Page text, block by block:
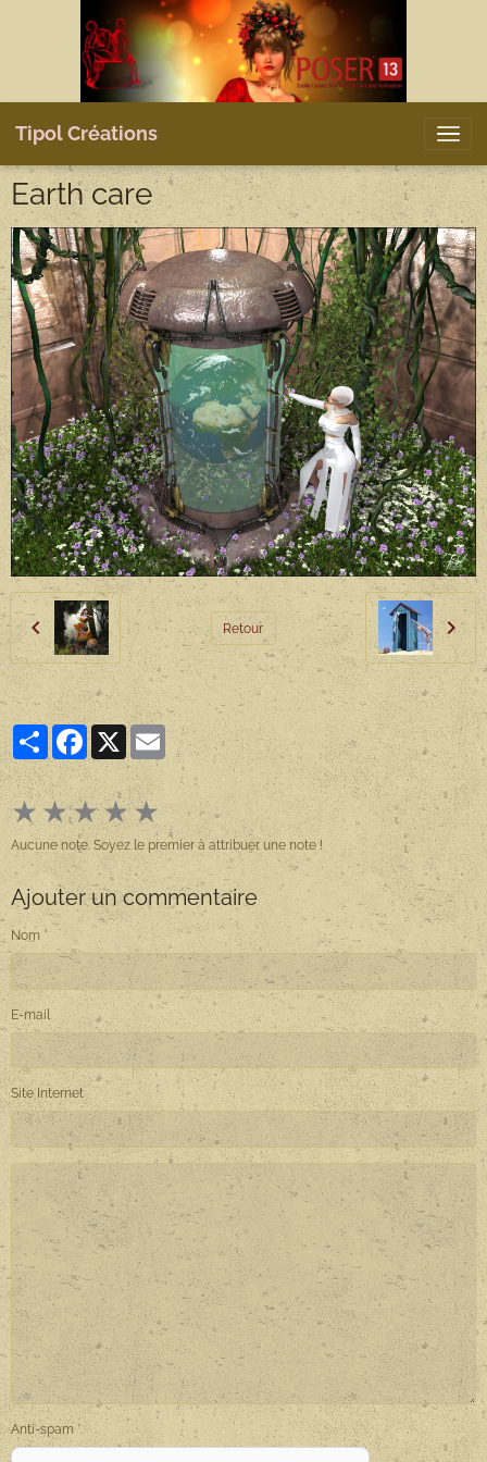
Tipol Créations
Earth care
Retour
PartagerFacebook
X Email
★ ★★★★
Aucune note. Soyez le premier à attribuer une note !
Ajouter un commentaire
Nom
E-mail
Site Internet
Anti-spam